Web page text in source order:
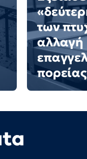
των
αλλαγή
πορείας